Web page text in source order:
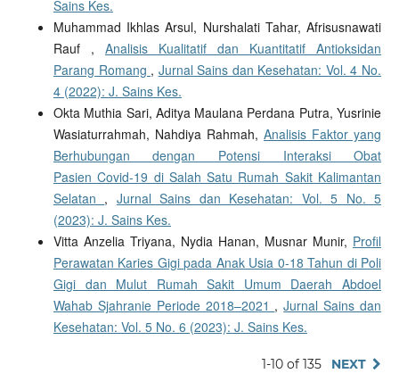
Sains Kes.
Muhammad Ikhlas Arsul, Nurshalati Tahar, Afrisusnawati
Rauf , Analisis Kualitatif dan Kuantitatif Antioksidan
Parang Romang , Jurnal Sains dan Kesehatan: Vol. 4 No.
4 (2022): J. Sains Kes.
Okta Muthia Sari, Aditya Maulana Perdana Putra, Yusrinie
Wasiaturrahmah, Nahdiya Rahmah,Analisis Faktor yang
Berhubungan dengan Potensi Interaksi Obat
Pasien Covid-19 di Salah Satu Rumah Sakit Kalimantan
Selatan , Jurnal Sains dan Kesehatan: Vol. 5 No. 5
(2023): J. Sains Kes.
Vitta Anzelia Triyana, Nydia Hanan, Musnar Munir, Profil
Perawatan Karies Gigi pada Anak Usia 0-18 Tahun di Poli
Gigi dan Mulut Rumah Sakit Umum Daerah Abdoel
Wahab Sjahranie Periode 2018–2021 ,Jurnal Sains dan
Kesehatan: Vol. 5 No. 6 (2023): J. Sains Kes.
1-10 of 135 NEXT